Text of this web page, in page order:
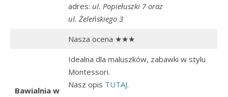
adres: ul. Popiełuszki 7 oraz
ul. Żeleńskiego 3
Nasza ocena ★★★
Bawialnia w
Idealna dla maluszków, zabawki w stylu
Montessori.
Nasz opis TUTAJ.